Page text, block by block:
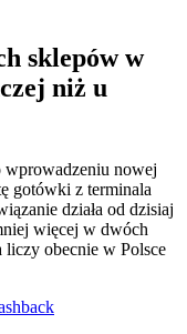
sklepów w
niż u
wprowadzeniu nowej
gotówki z terminala
działa od dzisiaj
więcej w dwóch
liczy obecnie w Polsce